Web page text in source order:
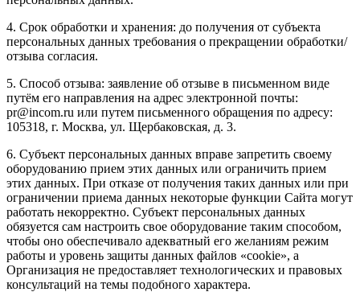
4. Срок обработки и хранения: до получения от субъекта
персональных данных требования о прекращении обработки/
отзыва согласия.
5. Способ отзыва: заявление об отзыве в письменном виде
путём его направления на адрес электронной почты:
pr@incom.ru или путем письменного обращения по адресу:
105318, г. Москва, ул. Щербаковская, д. 3.
6. Субъект персональных данных вправе запретить своему
оборудованию прием этих данных или ограничить прием
этих данных. При отказе от получения таких данных или при
ограничении приема данных некоторые функции Сайта могут
работать некорректно. Субъект персональных данных
обязуется сам настроить свое оборудование таким способом,
чтобы оно обеспечивало адекватный его желаниям режим
работы и уровень защиты данных файлов «cookie», а
Организация не предоставляет технологических и правовых
консультаций на темы подобного характера.